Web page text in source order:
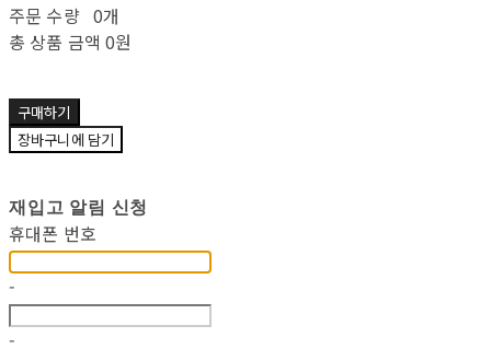
주문 수량 0개
총 상품 금액 0원
구매하기
장바구니에 담기
재입고 알림 신청
휴대폰 번호
-
-